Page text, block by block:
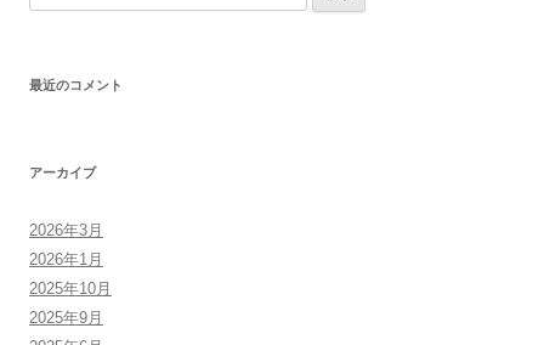
ョ
最近のコメント
アーカイブ
2026年3月
2026年1月
2025年10月
2025年9月